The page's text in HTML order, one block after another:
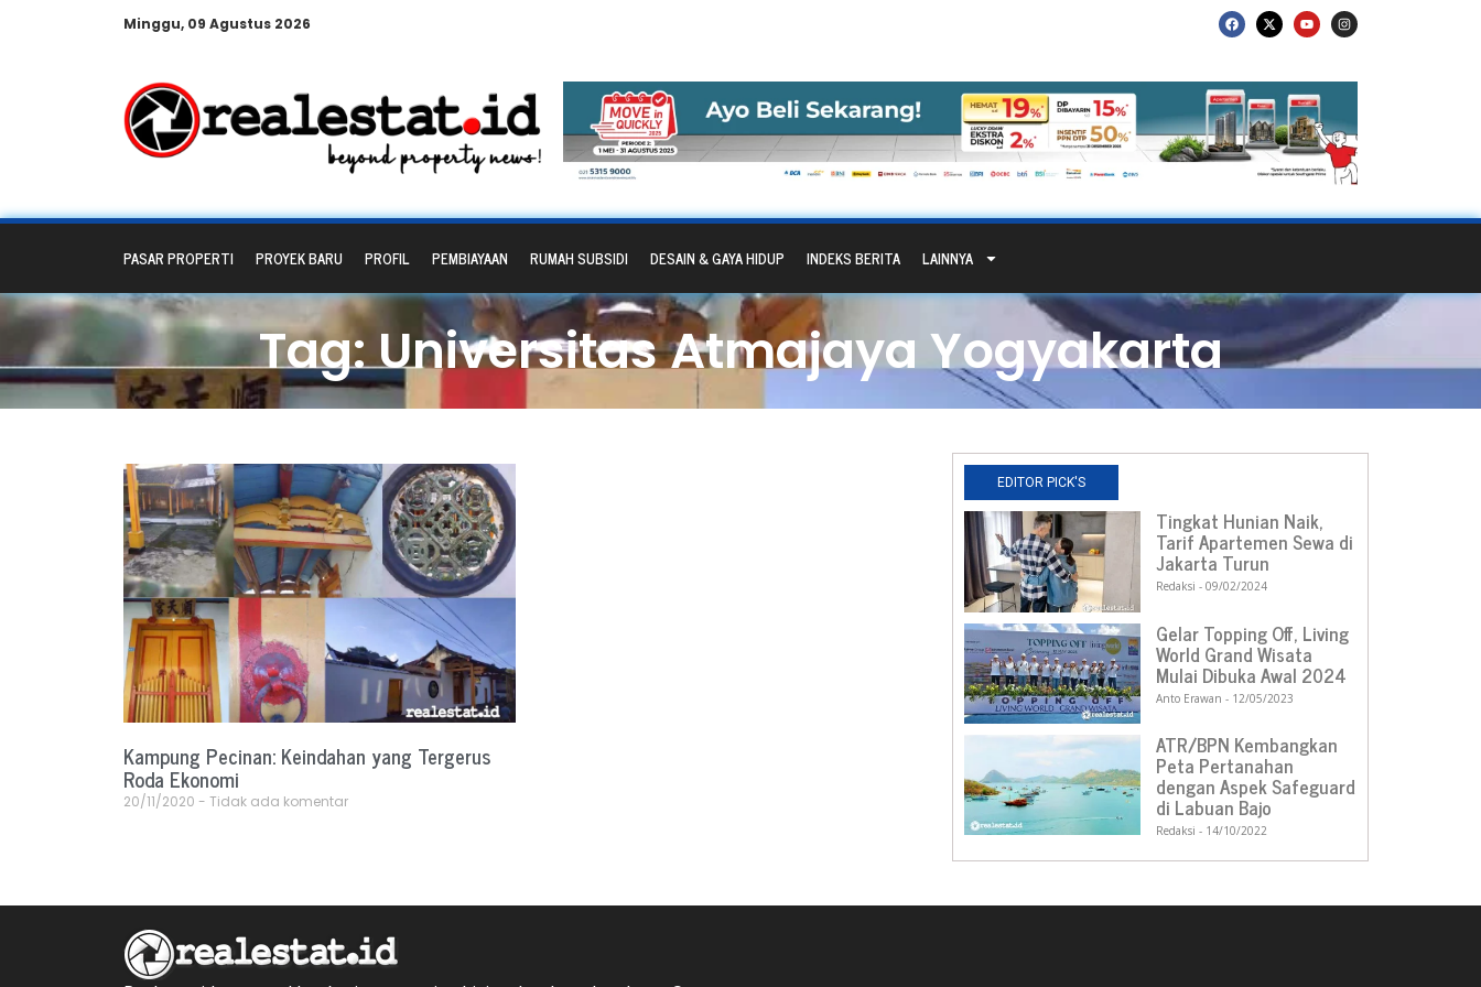
Minggu, 09 Agustus 2026
PASAR PROPERTI PROYEK BARU PROFIL PEMBIAYAAN RUMAH SUBSIDI DESAIN & GAYA HIDUP INDEKS BERITA LAINNYA
Tag: Universitas Atmajaya Yogyakarta
Kampung Pecinan: Keindahan yang Tergerus
Roda Ekonomi
20/11/2020 Tidak ada komentar
EDITOR PICK'S
Tingkat Hunian Naik,
Tarif Apartemen Sewa di
Jakarta Turun
Redaksi 09/02/2024
Gelar Topping Off, Living
World Grand Wisata
Mulai Dibuka Awal 2024
Anto Erawan 12/05/2023
ATR/BPN Kembangkan
Peta Pertanahan
dengan Aspek Safeguard
di Labuan Bajo
Redaksi 14/10/2022